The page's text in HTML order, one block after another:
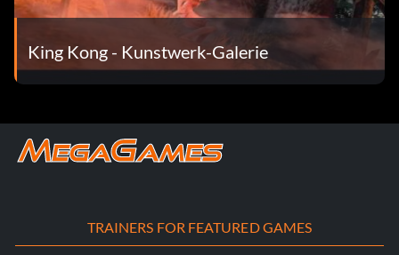
King Kong - Kunstwerk-Galerie
TRAINERS FOR FEATURED GAMES